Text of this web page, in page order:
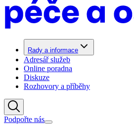
Rady a informace
Adresář služeb
Online poradna
Diskuze
Rozhovory a příběhy
Podpořte nás